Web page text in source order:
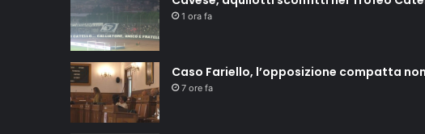
1 ora fa
Caso Fariello, l’opposizione compatta
7 ore fa